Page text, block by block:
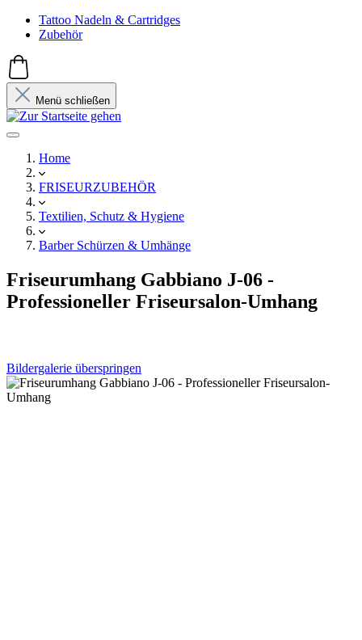
Tattoo Nadeln & Cartridges
Zubehör
Menü schließen
Home
FRISEURZUBEHÖR
Textilien, Schutz & Hygiene
Barber Schürzen & Umhänge
Friseurumhang Gabbiano J-06 -
Professioneller Friseursalon-Umhang
Bildergalerie überspringen